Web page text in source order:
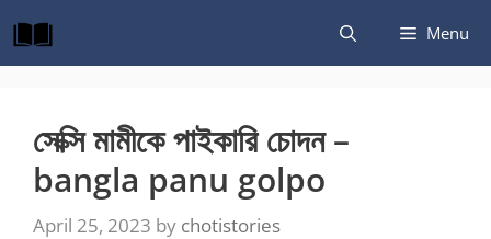
to
content
Menu
সেক্সি মামীকে পাইকারি চোদন –
bangla panu golpo
April 25, 2023 by chotistories